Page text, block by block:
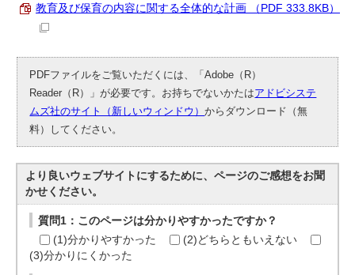
教育及び保育の内容に関する全体的な計画 （PDF 333.8KB）
PDFファイルをご覧いただくには、「Adobe（R）
Reader（R）」が必要です。お持ちでないかたはアドビシステ
ムズ社のサイト（新しいウィンドウ）からダウンロード（無
料）してください。
より良いウェブサイトにするために、ページのご感想をお聞
かせください。
質問1：このページは分かりやすかったですか？
(1)分かりやすかった
(2)どちらともいえない
(3)分かりにくかった